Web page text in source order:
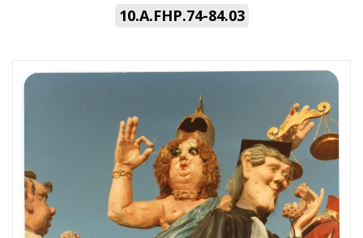
10.A.FHP.74-84.03